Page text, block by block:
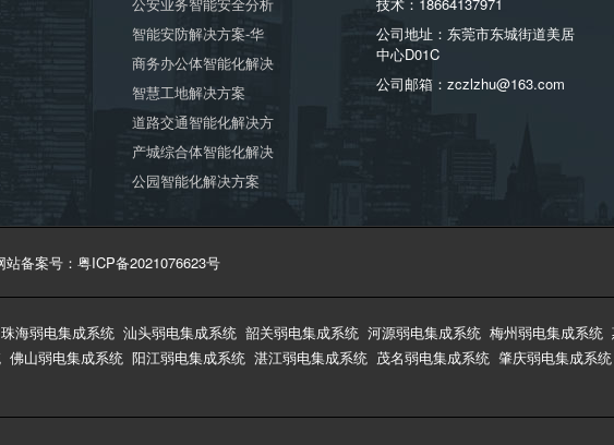
智能安防解决方案-华
商务办公体智能化解决
智慧工地解决方案
道路交通智能化解决方
产城综合体智能化解决
公园智能化解决方案
公司地址：东莞市东城街道美居
中心D01C
公司邮箱：zczlzhu@163.com
站备案号：粤ICP备2021076623号
珠海弱电集成系统 汕头弱电集成系统 韶关弱电集成系统 河源弱电集成系统 梅州弱电集成系统
佛山弱电集成系统 阳江弱电集成系统 湛江弱电集成系统 茂名弱电集成系统 肇庆弱电集成系统